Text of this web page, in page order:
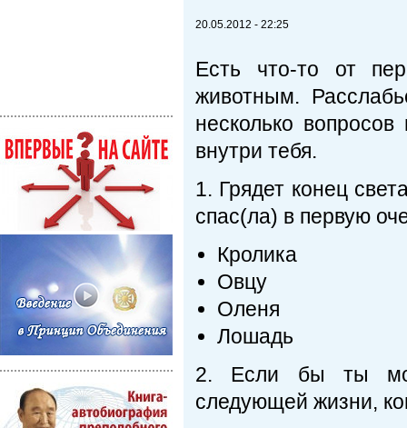
20.05.2012 - 22:25
Есть что-то от
животным.
несколько
внутри тебя.
1. Грядет конец
спас(ла) в первую
Кролика
Овцу
Оленя
Лошадь
2. Если бы ты
следующей жизни,